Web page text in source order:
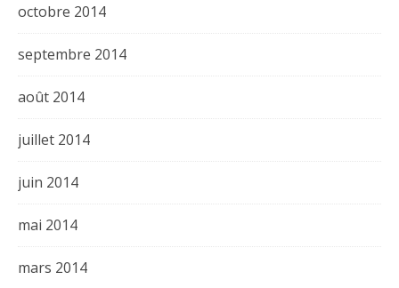
octobre 2014
septembre 2014
août 2014
juillet 2014
juin 2014
mai 2014
mars 2014